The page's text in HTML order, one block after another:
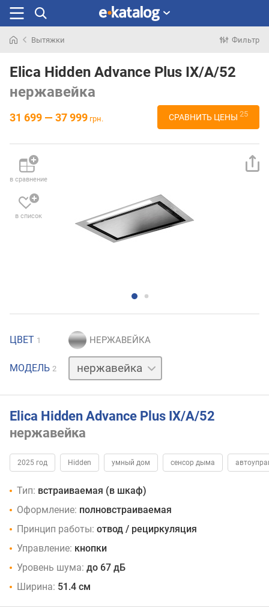
раньше
Вытяжки Фильтр
Elica Hidden Advance Plus IX/A/52
нержавейка
31 699 — 37 999 грн. СРАВНИТЬ ЦЕНЫ 25
в сравнение
в список
ЦВЕТ 1
МОДЕЛЬ 2
черный
Elica Hidden Advance Plus IX/A/52
нержавейка
2025 год Hidden умный дом сенсор дыма
Тип: встраиваемая (в шкаф)
Оформление: полновстраиваемая
Принцип работы: отвод / рециркуляция
Управление: кнопки
Уровень шума: до 67 дБ
Ширина: 51.4 см